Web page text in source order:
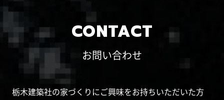
CONTACT
お問い合わせ
栃木建築社の家づくりにご興味をお持ちいただいた方